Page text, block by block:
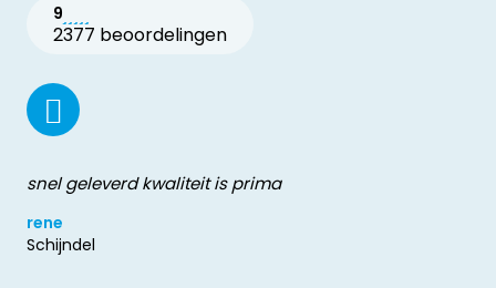
9
2377 beoordelingen
snel geleverd kwaliteit is prima
rene
Schijndel